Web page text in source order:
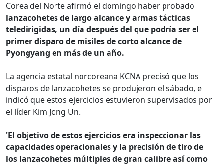
Corea del Norte afirmó el domingo haber probado
lanzacohetes de largo alcance y armas tácticas
teledirigidas, un día después del que podría ser el
primer disparo de misiles de corto alcance de
Pyongyang en más de un año.
La agencia estatal norcoreana KCNA precisó que los
disparos de lanzacohetes se produjeron el sábado, e
indicó que estos ejercicios estuvieron supervisados por
el líder Kim Jong Un.
'El objetivo de estos ejercicios era inspeccionar las
capacidades operacionales y la precisión de tiro de
los lanzacohetes múltiples de gran calibre así como